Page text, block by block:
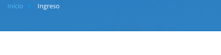
Inicio Ingreso